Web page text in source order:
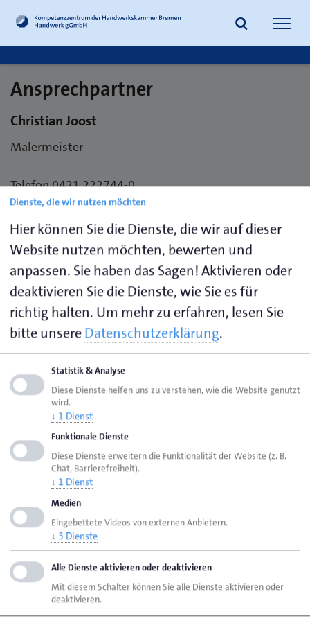
Suche
Ansprechpartner
Christian Joost
Malermeister
Telefon 0421 222744-0
E-Mail
joost.christian@handwerkbremen.de
Handwerk gGmbH
Schongauer Straße 2
28219 Bremen
Visitenkarte speichern (.vcf)
Ihr Ansprechpartner zu folgenden Themen:
Ausbilder Maler- und Lackiererhandwerk
Seite empfehlen
Seite drucken
Seite aktualisiert am 02. Apr. 2026
Handwerk Bremen
Ansprechpersonen
Personen
Joost, Christian
Dienste, die wir nutzen möchten
Hier können Sie die Dienste, die wir auf dieser
Website nutzen möchten, bewerten und
anpassen. Sie haben das Sagen! Aktivieren oder
deaktivieren Sie die Dienste, wie Sie es für
richtig halten. Um mehr zu erfahren, lesen Sie
bitte unsereDatenschutzerklärung.
Statistik & Analyse
Diese Dienste helfen uns zu verstehen, wie die Website genutzt
wird.
↓ 1 Dienst
Funktionale Dienste
Diese Dienste erweitern die Funktionalität der Website (z. B.
Chat, Barrierefreiheit).
↓ 1 Dienst
Medien
Eingebettete Videos von externen Anbietern.
↓ 3 Dienste
Alle Dienste aktivieren oder deaktivieren
Mit diesem Schalter können Sie alle Dienste aktivieren oder
deaktivieren.